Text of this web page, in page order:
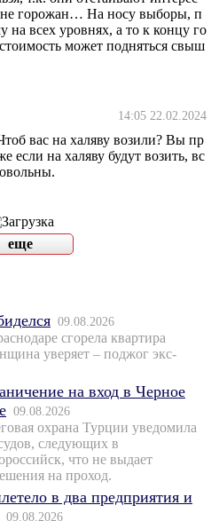
не горожан… На носу выборы, п
на всех уровнях, а то к концу го
может подняться свыш
14:05 22.02.2024
вас на халяву возили? Вы пр
если на халяву будут возить, вс
еще
09.08.2026
сгорела квартира
уверяет – поджог экс-
на вход в Черное
09.08.2026
охрана Турции уведомила
следующих в
что не выдает
на проход.
в два предприятия и
09.08.2026